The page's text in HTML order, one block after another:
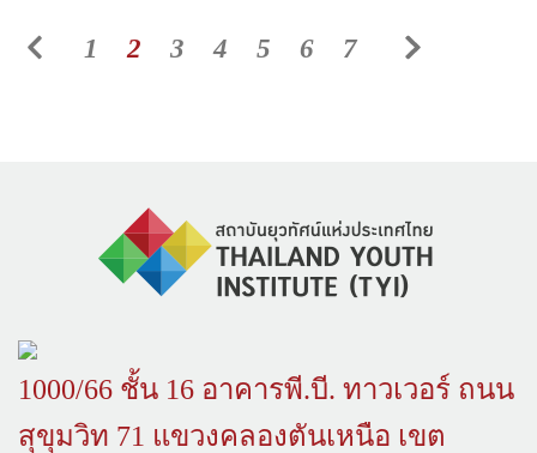
1 2 3 4 5 6 7
1000/66 ชั้น 16 อาคารพี.บี. ทาวเวอร์ ถนน
สุขุมวิท 71 แขวงคลองตันเหนือ เขต